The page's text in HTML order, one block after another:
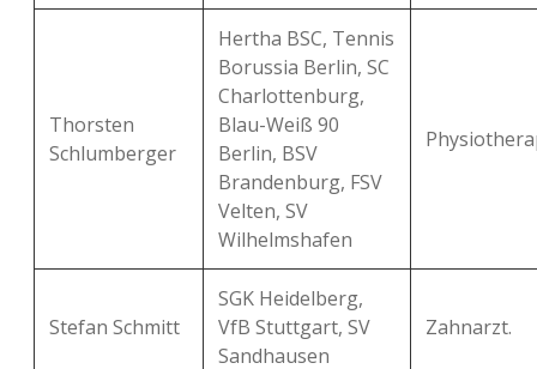
Thorsten
Schlumberger
Hertha BSC, Tennis
Borussia Berlin, SC
Charlottenburg,
Blau-Weiß 90
Berlin, BSV
Brandenburg, FSV
Velten, SV
Wilhelmshafen
Stefan Schmitt
SGK Heidelberg,
VfB Stuttgart, SV
Sandhausen
Zahnarzt.